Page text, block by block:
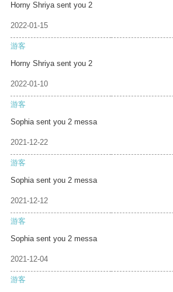
Horny Shriya sent you 2
2022-01-15
游客
Horny Shriya sent you 2
2022-01-10
游客
Sophia sent you 2 messa
2021-12-22
游客
Sophia sent you 2 messa
2021-12-12
游客
Sophia sent you 2 messa
2021-12-04
游客